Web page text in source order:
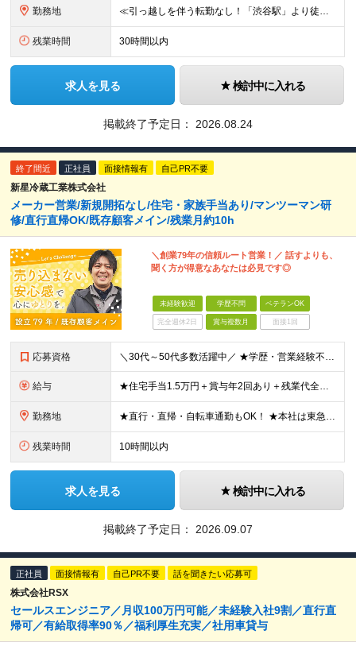
勤務地 ≪引っ越しを伴う転勤なし！「渋谷駅」より徒歩5分≫ 【東京本社】 東京都渋谷区渋谷2丁目16-1 Daiwa渋谷宮益坂ビル5階 (変更の範囲)上記を除く当社関連勤務地
残業時間 30時間以内
求人を見る 検討中に入れる
掲載終了予定日： 2026.08.24
終了間近 正社員 面接情報有 自己PR不要
新星冷蔵工業株式会社
メーカー営業/新規開拓なし/住宅・家族手当あり/マンツーマン研
修/直行直帰OK/既存顧客メイン/残業月約10h
＼創業79年の信頼ルート営業！／ 話すよりも、
聞く方が得意なあなたは必見です◎
未経験歓迎 学歴不問 ベテランOK
完全週休2日 賞与複数月 面接1回
応募資格 ＼30代～50代多数活躍中／ ★学歴・営業経験不問 ★普通自動車免許（AT限定可） ★基本的なPCスキルがある方（ExcelやWordなど） 《こんな方は特にオススメ！》 ◆とりあえず「やってみよう
給与 ★住宅手当1.5万円＋賞与年2回あり＋残業代全額別途支給 ★家族手当（配偶者：月3000円、子供1人：月2000円）あり！ 【未経験者】 月給：24万円～40万円 【営業経験者】 月給：32万円～
勤務地 ★直行・直帰・自転車通勤もOK！ ★本社は東急大井町線・都営浅草線「中延駅」より徒歩3分！ ┗駅前には美味しい中華屋やラーメン屋など沢山あります◎ 【本社】 東京都品川区東中延2-8-10 マツダビル
残業時間 10時間以内
求人を見る 検討中に入れる
掲載終了予定日： 2026.09.07
正社員 面接情報有 自己PR不要 話を聞きたい応募可
株式会社RSX
セールスエンジニア／月収100万円可能／未経験入社9割／直行直
帰可／有給取得率90％／福利厚生充実／社用車貸与